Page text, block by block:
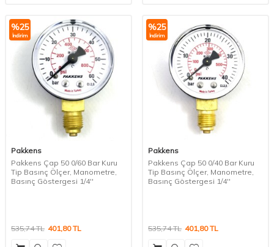
%25
İndirim
Pakkens
Pakkens Çap 50 0/60 Bar Kuru
Tip Basınç Ölçer, Manometre,
Basınç Göstergesi 1/4''
535,74TL 401,80TL
%25
İndirim
Pakkens
Pakkens Çap 50 0/40 Bar Kuru
Tip Basınç Ölçer, Manometre,
Basınç Göstergesi 1/4''
535,74TL 401,80TL